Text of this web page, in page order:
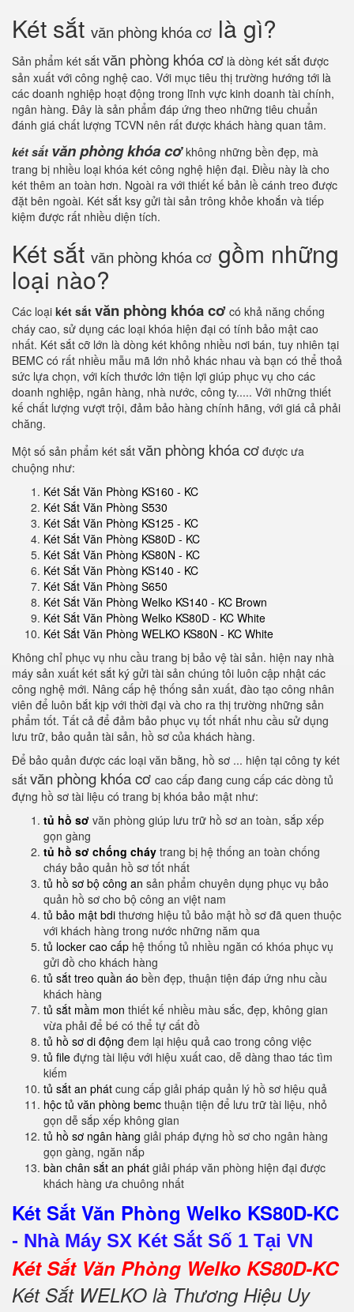
Két sắt văn phòng khóa cơ là gì?
Sản phẩm két sắt văn phòng khóa cơ là dòng két sắt được
sản xuất với công nghệ cao. Với mục tiêu thị trường hướng tới là
các doanh nghiệp hoạt động trong lĩnh vực kinh doanh tài chính,
ngân hàng. Đây là sản phẩm đáp ứng theo những tiêu chuẩn
đánh giá chất lượng TCVN nên rất được khách hàng quan tâm.
két sắt văn phòng khóa cơkhông những bền đẹp, mà
trang bị nhiều loại khóa két công nghệ hiện đại. Điều này là cho
két thêm an toàn hơn. Ngoài ra với thiết kế bản lề cánh treo được
đặt bên ngoài. Két sắt ksy gửi tài sản trông khỏe khoắn và tiếp
kiệm được rất nhiều diện tích.
Két sắt văn phòng khóa cơ gồm những
loại nào?
Các loại két sắt văn phòng khóa cơ có khả năng chống
cháy cao, sử dụng các loại khóa hiện đại có tính bảo mật cao
nhất. Két sắt cỡ lớn là dòng két không nhiều nơi bán, tuy nhiên tại
BEMC có rất nhiều mẫu mã lớn nhỏ khác nhau và bạn có thể thoả
sức lựa chọn, với kích thước lớn tiện lợi giúp phục vụ cho các
doanh nghiệp, ngân hàng, nhà nước, công ty..... Với những thiết
kế chất lượng vượt trội, đảm bảo hàng chính hãng, với giá cả phải
chăng.
Một số sản phẩm két sắt văn phòng khóa cơ được ưa
chuộng như:
Két Sắt Văn Phòng KS160 - KC
Két Sắt Văn Phòng S530
Két Sắt Văn Phòng KS125 - KC
Két Sắt Văn Phòng KS80D - KC
Két Sắt Văn Phòng KS80N - KC
Két Sắt Văn Phòng KS140 - KC
Két Sắt Văn Phòng S650
Két Sắt Văn Phòng Welko KS140 - KC Brown
Két Sắt Văn Phòng Welko KS80D - KC White
Két Sắt Văn Phòng WELKO KS80N - KC White
Không chỉ phục vụ nhu cầu trang bị bảo vệ tài sản. hiện nay nhà
máy sản xuất két sắt ký gửi tài sản chúng tôi luôn cập nhật các
công nghệ mới. Nâng cấp hệ thống sản xuất, đào tạo công nhân
viên để luôn bắt kịp với thời đại và cho ra thị trường những sản
phẩm tốt. Tất cả để đảm bảo phục vụ tốt nhất nhu cầu sử dụng
lưu trữ, bảo quản tài sản, hồ sơ của khách hàng.
Để bảo quản được các loại văn bằng, hồ sơ ... hiện tại công ty két
sắt văn phòng khóa cơ cao cấp đang cung cấp các dòng tủ
đựng hồ sơ tài liệu có trang bị khóa bảo mật như:
tủ hồ sơ văn phòng giúp lưu trữ hồ sơ an toàn, sắp xếp
gọn gàng
tủ hồ sơ chống cháy trang bị hệ thống an toàn chống
cháy bảo quản hồ sơ tốt nhất
tủ hồ sơ bộ công an sản phẩm chuyên dụng phục vụ bảo
quản hồ sơ cho bộ công an việt nam
tủ bảo mật bdi thương hiệu tủ bảo mật hồ sơ đã quen thuộc
với khách hàng trong nước những năm qua
tủ locker cao cấp hệ thống tủ nhiều ngăn có khóa phục vụ
gửi đồ cho khách hàng
tủ sắt treo quần áo bền đẹp, thuận tiện đáp ứng nhu cầu
khách hàng
tủ sắt mầm mon thiết kế nhiều màu sắc, đẹp, không gian
vừa phải để bé có thể tự cất đồ
tủ hồ sơ di động đem lại hiệu quả cao trong công việc
tủ file đựng tài liệu với hiệu xuất cao, dễ dàng thao tác tìm
kiếm
tủ sắt an phát cung cấp giải pháp quản lý hồ sơ hiệu quả
hộc tủ văn phòng bemc thuận tiện để lưu trữ tài liệu, nhỏ
gọn dễ sắp xếp không gian
tủ hồ sơ ngân hàng giải pháp đựng hồ sơ cho ngân hàng
gọn gàng, ngăn nắp
bàn chân sắt an phát giải pháp văn phòng hiện đại được
khách hàng ưa chuông nhất
Két Sắt Văn Phòng Welko KS80D-KC
- Nhà Máy SX Két Sắt Số 1 Tại VN
Két Sắt Văn Phòng Welko KS80D-KC
Két Sắt WELKO là Thương Hiệu Uy